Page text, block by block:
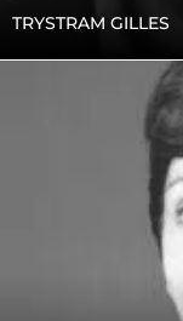
TRYSTRAM GILLES